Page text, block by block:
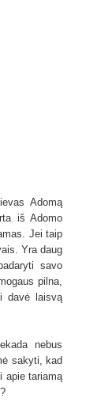
Adomą
iš Adomo
Jei taip
Yra daug
savo
pilna,
davė laisvą
nebus
sakyti, kad
apie tariamą